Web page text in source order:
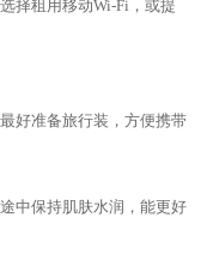
择租用移动Wi-Fi，或提
好准备旅行装，方便携带
中保持肌肤水润，能更好